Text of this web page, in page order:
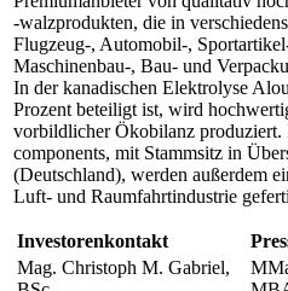
-walzprodukten, die in
Flugzeug-, Automobil-,
Maschinenbau-, Bau- und
In der kanadischen Elektrolyse
Prozent beteiligt ist, wird
vorbildlicher Ökobilanz
components, mit Stammsitz in
(Deutschland), werden außerdem
Luft- und Raumfahrtindustrie
Investorenkontakt
Mag. Christoph M. Gabriel,